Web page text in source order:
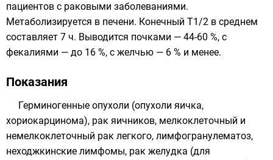
пациентов с раковыми заболеваниями.
Метаболизируется в печени. Конечный T1/2 в среднем
составляет 7 ч. Выводится почками — 44-60 %, с
фекалиями — до 16 %, с желчью — 6 % и менее.
Показания
Герминогенные опухоли (опухоли яичка,
хориокарцинома), рак яичников, мелкоклеточный и
немелкоклеточный рак легкого, лимфогранулематоз,
неходжкинские лимфомы, рак желудка (для